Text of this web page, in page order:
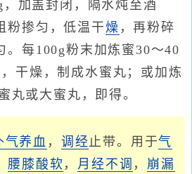
，加盖封闭，隔水炖至酒
粉掺匀，低温干燥 ，再粉碎
。每100g粉末加炼蜜30～40
干燥，制成水蜜丸；或加炼
丸或大蜜丸，即得。
气养血 ， 调经止带。用于气
腰膝酸软 ， 月经不调 ， 崩漏